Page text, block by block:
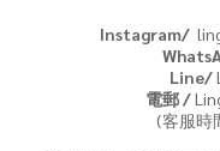
Instagram/
Line/
電郵 /
(客服時